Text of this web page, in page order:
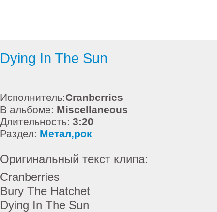
Dying In The Sun
Исполнитель:Cranberries
В альбоме: Miscellaneous
Длительность: 3:20
Раздел: Метал,рок
Оригинальный текст клипа:
Cranberries
Bury The Hatchet
Dying In The Sun